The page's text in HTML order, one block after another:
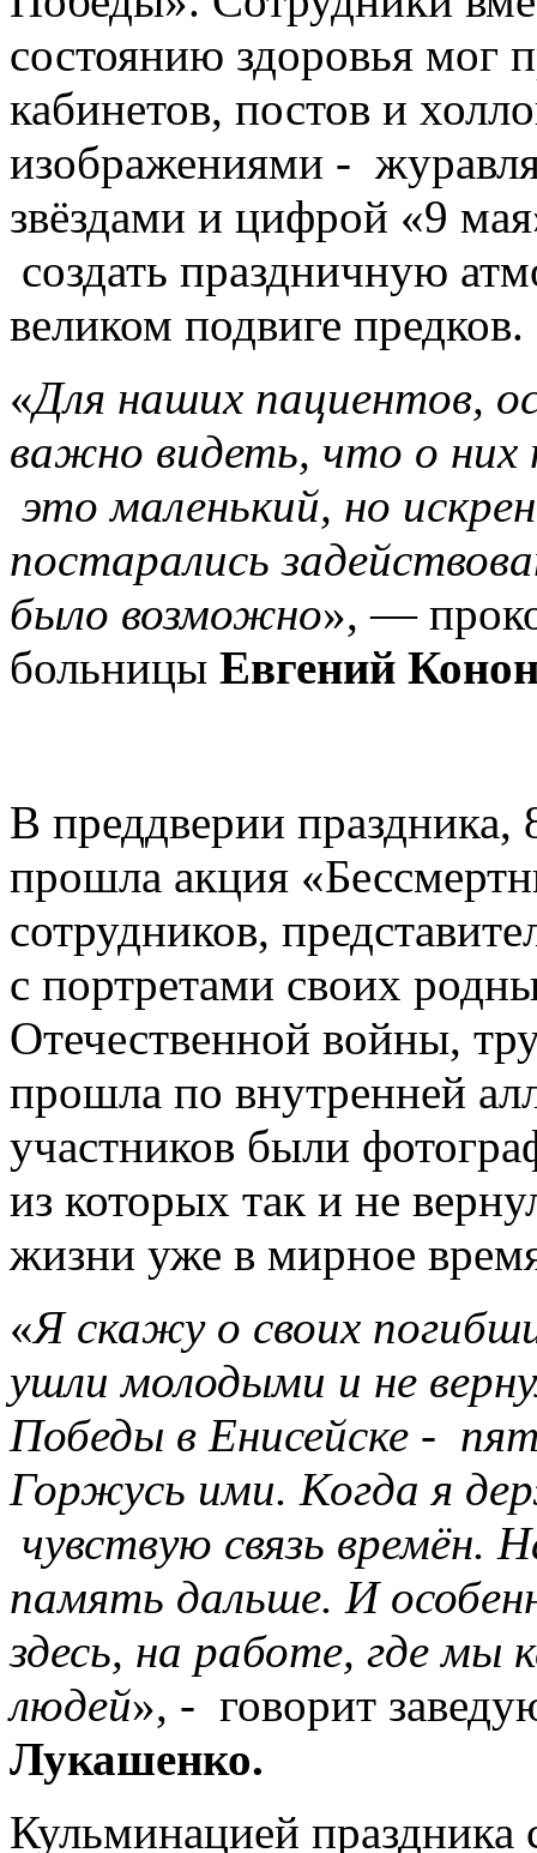
состоянию здоровья мог
кабинетов, постов и
изображениями -
звёздами и цифрой «9
создать праздничную
великом подвиге предков.
«Для наших пациентов,
важно видеть, что о
это маленький, но
постарались
было возможно», —
больницы Евгений
В преддверии
прошла акция
сотрудников,
с портретами своих
Отечественной войны,
прошла по внутренней
участников были
из которых так и не
жизни уже в мирное
«Я скажу о своих
ушли молодыми и не
Победы в Енисейске -
Горжусь ими. Когда я
чувствую связь времён.
память дальше. И
здесь, на работе, где мы
людей», - говорит
Лукашенко.
Кульминацией праздника